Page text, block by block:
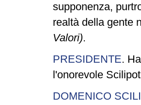
supponenza,
realtà della gente
Valori).
PRESIDENTE.
l'onorevole
DOMENICO